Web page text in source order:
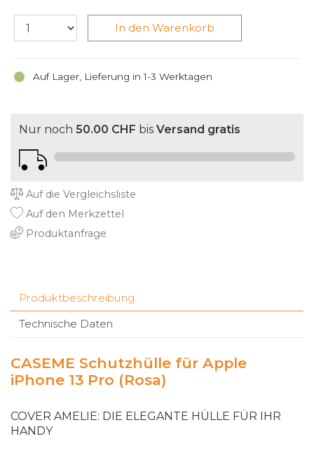
Auf Lager, Lieferung in 1-3 Werktagen
In den Warenkorb
Nur noch 50.00 CHF bis Versand gratis
Auf die Vergleichsliste
Auf den Merkzettel
Produktanfrage
Produktbeschreibung
Technische Daten
CASEME Schutzhülle für Apple
iPhone 13 Pro (Rosa)
COVER AMELIE: DIE ELEGANTE HÜLLE FÜR IHR
HANDY